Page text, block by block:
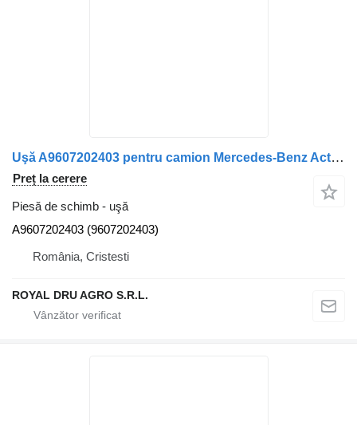
Uşă A9607202403 pentru camion Mercedes-Benz Actros 1845
Preț la cerere
Piesă de schimb - uşă
A9607202403 (9607202403)
România, Cristesti
ROYAL DRU AGRO S.R.L.